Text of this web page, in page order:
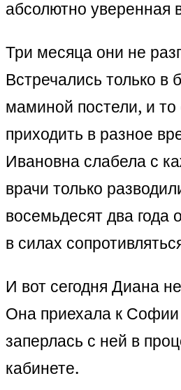
абсолютно уверенная
Три месяца они не
Встречались только в
маминой постели, и то
приходить в разное
Ивановна слабела с
врачи только
восемьдесят два года
в силах
И вот сегодня Диана
Она приехала к Софии
заперлась с ней в
кабинете.